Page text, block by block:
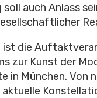
auch Anlass
ist die
zur Kunst der
in München. Von